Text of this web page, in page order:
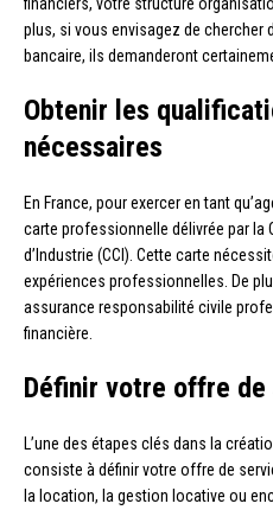
financiers, votre structure
plus, si vous envisagez de chercher
bancaire, ils demanderont
Obtenir les
nécessaires
En France, pour exercer en tant
carte professionnelle délivrée par la
d’Industrie (CCI). Cette carte
expériences professionnelles. De
assurance responsabilité civile
financière.
Définir votre offre
L’une des étapes clés dans la
consiste à définir votre offre de
la location, la gestion locative ou